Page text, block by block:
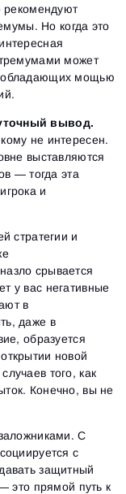
рекомендуют
Но когда это
может
обладающих мощью
вывод.
не интересен.
выставляются
— тогда эта
и
стратегии и
срывается
у вас негативные
в
даже в
образуется
новой
того, как
Конечно, вы не
С
с
защитный
это прямой путь к